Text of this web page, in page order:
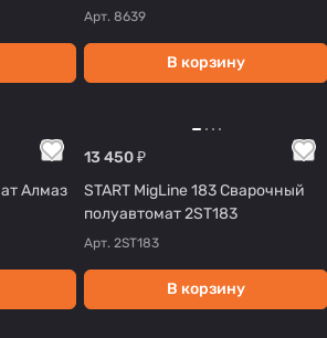
Арт. 8639
В корзину
Алмаз
13 450 ₽
START MigLine 183 Сварочный
полуавтомат 2ST183
Арт. 2ST183
В корзину